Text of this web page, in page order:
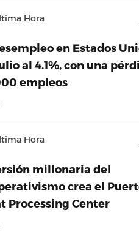
Hora
en Estados
al 4.1%, con una
empleos
Hora
millonaria del
crea el
Processing Center